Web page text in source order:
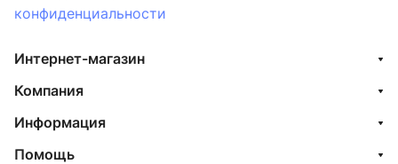
конфиденциальности
Интернет-магазин
Компания
Информация
Помощь